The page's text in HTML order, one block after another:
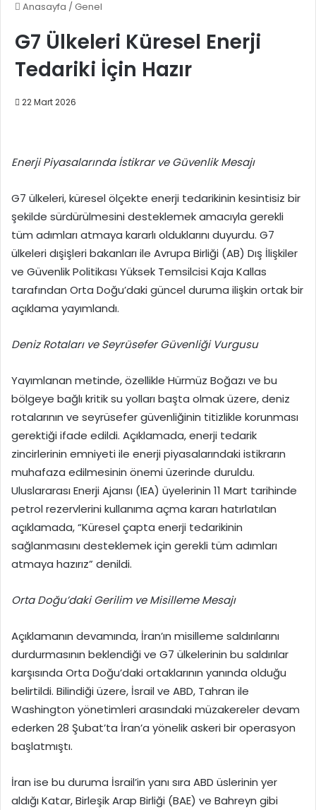
Anasayfa /Genel
G7 Ülkeleri Küresel Enerji
Tedariki İçin Hazır
22 Mart 2026
Enerji Piyasalarında İstikrar ve Güvenlik Mesajı
G7 ülkeleri, küresel ölçekte enerji tedarikinin kesintisiz bir
şekilde sürdürülmesini desteklemek amacıyla gerekli
tüm adımları atmaya kararlı olduklarını duyurdu. G7
ülkeleri dışişleri bakanları ile Avrupa Birliği (AB) Dış İlişkiler
ve Güvenlik Politikası Yüksek Temsilcisi Kaja Kallas
tarafından Orta Doğu’daki güncel duruma ilişkin ortak bir
açıklama yayımlandı.
Deniz Rotaları ve Seyrüsefer Güvenliği Vurgusu
Yayımlanan metinde, özellikle Hürmüz Boğazı ve bu
bölgeye bağlı kritik su yolları başta olmak üzere, deniz
rotalarının ve seyrüsefer güvenliğinin titizlikle korunması
gerektiği ifade edildi. Açıklamada, enerji tedarik
zincirlerinin emniyeti ile enerji piyasalarındaki istikrarın
muhafaza edilmesinin önemi üzerinde duruldu.
Uluslararası Enerji Ajansı (IEA) üyelerinin 11 Mart tarihinde
petrol rezervlerini kullanıma açma kararı hatırlatılan
açıklamada, “Küresel çapta enerji tedarikinin
sağlanmasını desteklemek için gerekli tüm adımları
atmaya hazırız” denildi.
Orta Doğu’daki Gerilim ve Misilleme Mesajı
Açıklamanın devamında, İran’ın misilleme saldırılarını
durdurmasının beklendiği ve G7 ülkelerinin bu saldırılar
karşısında Orta Doğu’daki ortaklarının yanında olduğu
belirtildi. Bilindiği üzere, İsrail ve ABD, Tahran ile
Washington yönetimleri arasındaki müzakereler devam
ederken 28 Şubat’ta İran’a yönelik askeri bir operasyon
başlatmıştı.
İran ise bu duruma İsrail’in yanı sıra ABD üslerinin yer
aldığı Katar, Birleşik Arap Birliği (BAE) ve Bahreyn gibi